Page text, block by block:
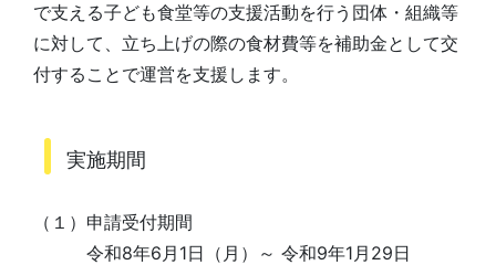
で支える子ども食堂等の支援活動を行う団体・組織等
に対して、立ち上げの際の食材費等を補助金として交
付することで運営を支援します。
実施期間
（１）申請受付期間
令和8年6月1日（月）～ 令和9年1月29日